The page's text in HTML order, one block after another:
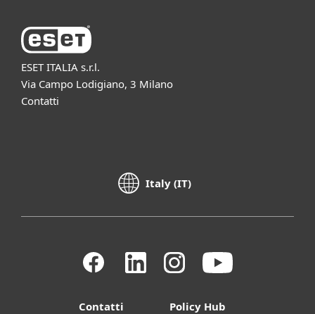
ESET ITALIA s.r.l.
Via Campo Lodigiano, 3 Milano
Contatti
Italy (IT)
Contatti
Policy Hub